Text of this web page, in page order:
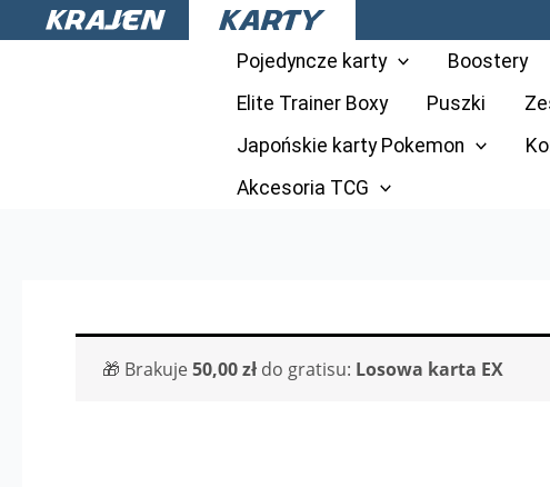
Przejdź
do
Pojedyncze karty Boostery
Elite Trainer Boxy
Puszki
Japońskie karty Pokemon
Akcesoria TCG
🎁 Brakuje 50,00zł do gratisu: Losowa karta EX